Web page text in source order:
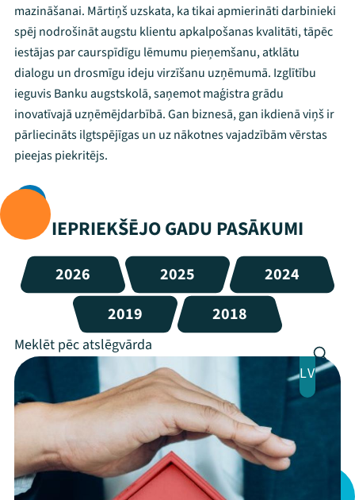
mazināšanai. Mārtiņš uzskata, ka tikai apmierināti darbinieki
spēj nodrošināt augstu klientu apkalpošanas kvalitāti, tāpēc
iestājas par caurspīdīgu lēmumu pieņemšanu, atklātu
dialogu un drosmīgu ideju virzīšanu uzņēmumā. Izglītību
ieguvis Banku augstskolā, saņemot maģistra grādu
inovatīvajā uzņēmējdarbībā. Gan biznesā, gan ikdienā viņš ir
pārliecināts ilgtspējīgas un uz nākotnes vajadzībām vērstas
pieejas piekritējs.
IEPRIEKŠĒJO GADU PASĀKUMI
2026 2025
2024
2019
2018
LV